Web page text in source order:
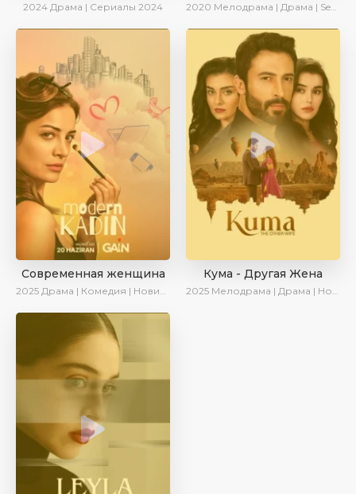
2024 Драма | Сериалы 2024 2020 Мелодрама | Драма | SesDizi | Ирина Котова | AveTurk
Современная женщина
2025 Драма | Комедия | Новинки | Сериалы 2025
Кума - Другая Жена
2025 Мелодрама | Драма | Новинки | Сериалы 2025